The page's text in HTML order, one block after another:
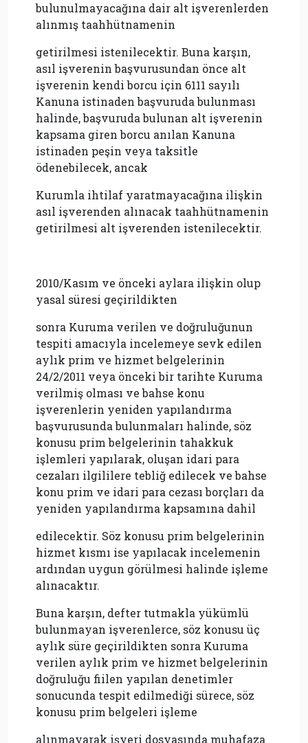
bulunulmayacağına dair alt işverenlerden
alınmış taahhütnamenin
getirilmesi istenilecektir. Buna karşın,
asıl işverenin başvurusundan önce alt
işverenin kendi borcu için 6111 sayılı
Kanuna istinaden başvuruda bulunması
halinde, başvuruda bulunan alt işverenin
kapsama giren borcu anılan Kanuna
istinaden peşin veya taksitle
ödenebilecek, ancak
Kurumla ihtilaf yaratmayacağına ilişkin
asıl işverenden alınacak taahhütnamenin
getirilmesi alt işverenden istenilecektir.
2010/Kasım ve önceki aylara ilişkin olup
yasal süresi geçirildikten
sonra Kuruma verilen ve doğruluğunun
tespiti amacıyla incelemeye sevk edilen
aylık prim ve hizmet belgelerinin
24/2/2011 veya önceki bir tarihte Kuruma
verilmiş olması ve bahse konu
işverenlerin yeniden yapılandırma
başvurusunda bulunmaları halinde, söz
konusu prim belgelerinin tahakkuk
işlemleri yapılarak, oluşan idari para
cezaları ilgililere tebliğ edilecek ve bahse
konu prim ve idari para cezası borçları da
yeniden yapılandırma kapsamına dahil
edilecektir. Söz konusu prim belgelerinin
hizmet kısmı ise yapılacak incelemenin
ardından uygun görülmesi halinde işleme
alınacaktır.
Buna karşın, defter tutmakla yükümlü
bulunmayan işverenlerce, söz konusu üç
aylık süre geçirildikten sonra Kuruma
verilen aylık prim ve hizmet belgelerinin
doğruluğu fiilen yapılan denetimler
sonucunda tespit edilmediği sürece, söz
konusu prim belgeleri işleme
alınmayarak işyeri dosyasında muhafaza